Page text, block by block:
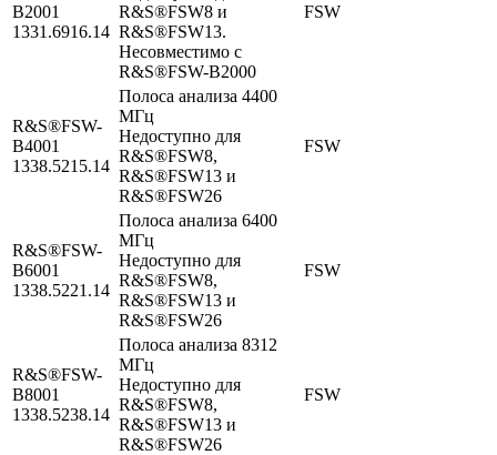
B2001
1331.6916.14
R&S®FSW8 и
R&S®FSW13.
Несовместимо с
R&S®FSW-B2000
FSW
R&S®FSW-
B4001
1338.5215.14
Полоса анализа 4400
МГц
Недоступно для
R&S®FSW8,
R&S®FSW13 и
R&S®FSW26
FSW
R&S®FSW-
B6001
1338.5221.14
Полоса анализа 6400
МГц
Недоступно для
R&S®FSW8,
R&S®FSW13 и
R&S®FSW26
FSW
R&S®FSW-
B8001
1338.5238.14
Полоса анализа 8312
МГц
Недоступно для
R&S®FSW8,
R&S®FSW13 и
R&S®FSW26
FSW